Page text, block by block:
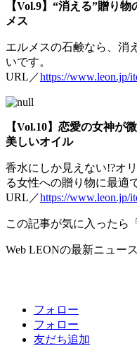
【Vol.9】“消える”贈り
メス
エルメスの石鹸なら、消
いです。
URL／https://www.leon.jp/
【Vol.10】恋愛の女神が
美しいオイル
香水にしか見えない!?オ
る女性への贈り物に最適
URL／https://www.leon.jp/
この記事が気に入ったら
Web LEONの最新ニュー
フォロー
フォロー
友だち追加